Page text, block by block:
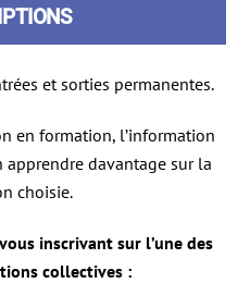
et sorties permanentes.
en formation, l’information
apprendre davantage sur la
choisie.
inscrivant sur l’une des
collectives :